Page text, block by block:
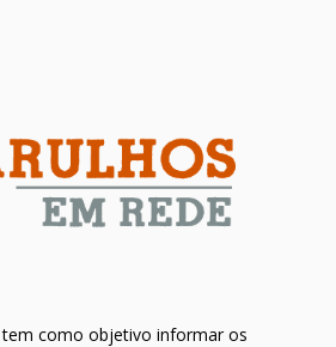
tem como objetivo informar os